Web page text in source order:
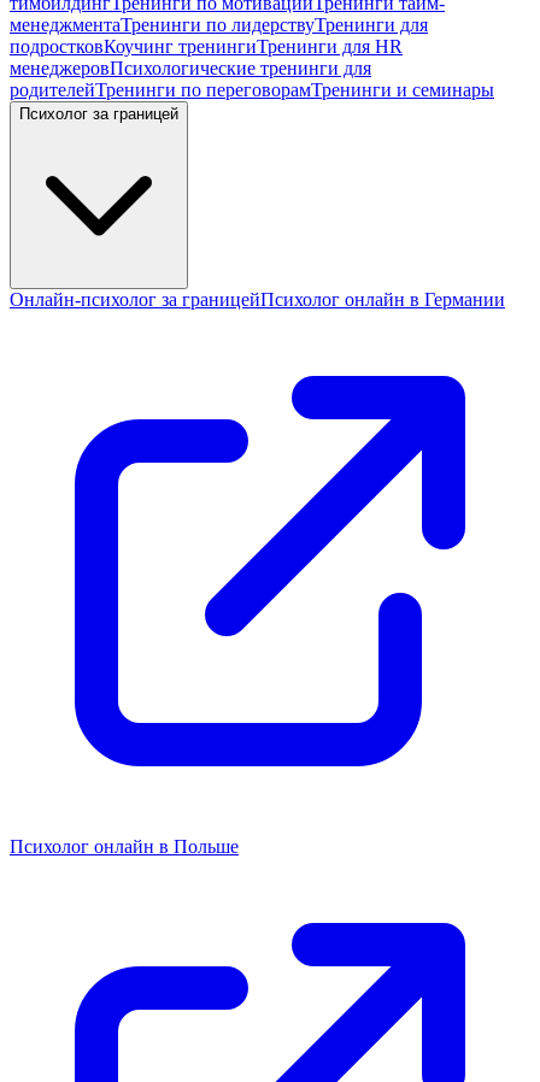
менеджментаТренинги по лидерствуТренинги для
подростковКоучинг тренингиТренинги для HR
менеджеровПсихологические тренинги для
родителейТренинги по переговорамТренинги и семинары
Психолог за границей
Онлайн-психолог за границейПсихолог онлайн в Германии
Психолог онлайн в Польше